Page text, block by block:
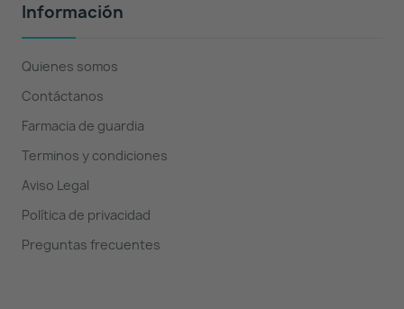
Información
Quienes somos
Contáctanos
Farmacia de guardia
Terminos y condiciones
Aviso Legal
Política de privacidad
Preguntas frecuentes